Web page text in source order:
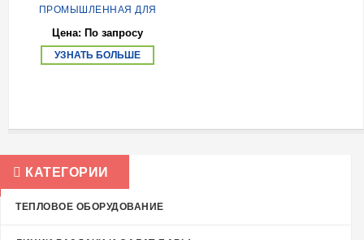
ПРОМЫШЛЕННАЯ ДЛЯ
ПРИГОТОВЛЕНИЯ ФИЛЬТР-
КОФЕ B20 HW
Цена: По запросу
УЗНАТЬ БОЛЬШЕ
КАТЕГОРИИ
ТЕПЛОВОЕ ОБОРУДОВАНИЕ